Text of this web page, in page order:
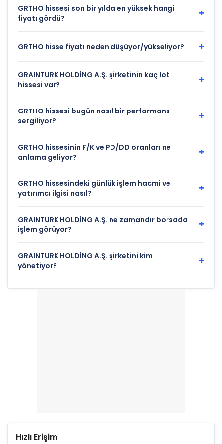
GRTHO hissesi son bir yılda en yüksek hangi
fiyatı gördü?
+
GRTHO hisse fiyatı neden düşüyor/yükseliyor? +
GRAINTURK HOLDİNG A.Ş. şirketinin kaç lot
hissesi var?
+
GRTHO hissesi bugün nasıl bir performans
sergiliyor?
+
GRTHO hissesinin F/K ve PD/DD oranları ne
anlama geliyor?
+
GRTHO hissesindeki günlük işlem hacmi ve
yatırımcı ilgisi nasıl?
+
GRAINTURK HOLDİNG A.Ş. ne zamandır borsada
işlem görüyor?
+
GRAINTURK HOLDİNG A.Ş. şirketini kim
yönetiyor?
+
Hızlı Erişim